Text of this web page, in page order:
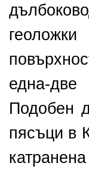
една-
Подобен
пясъци в